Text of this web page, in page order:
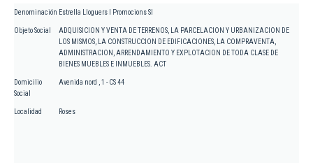
Denominación Estrella Lloguers I Promocions Sl
Objeto Social
ADQUISICION Y VENTA DE TERRENOS, LA PARCELACION Y URBANIZACION DE
LOS MISMOS, LA CONSTRUCCION DE EDIFICACIONES, LA COMPRAVENTA,
ADMINISTRACION, ARRENDAMIENTO Y EXPLOTACION DE TODA CLASE DE
BIENES MUEBLES E INMUEBLES. ACT
Domicilio
Social
Avenida nord , 1 - CS 44
Localidad Roses